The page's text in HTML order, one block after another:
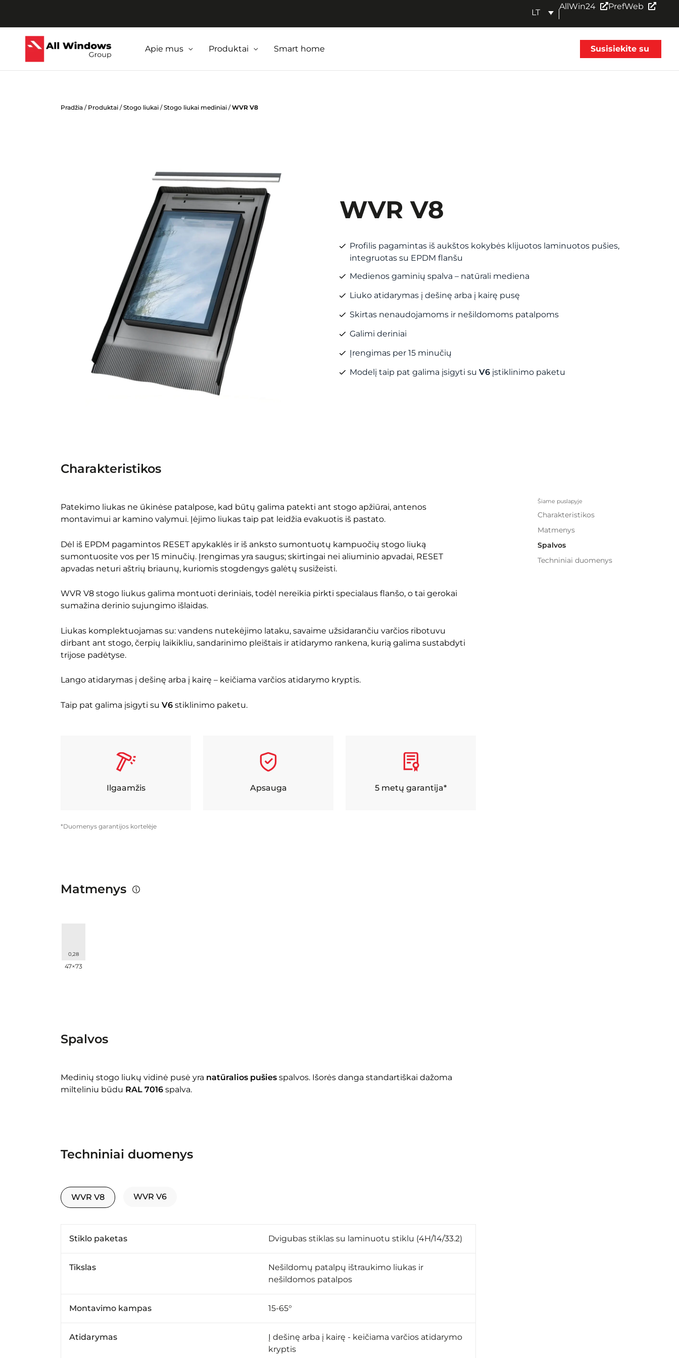
LT
AllWin24 PrefWeb
Apie mus Produktai Smart home Susisiekite su
Pradžia / Produktai /Stogo liukai /Stogo liukai mediniai /WVR V8
WVR V8
Profilis pagamintas iš aukštos kokybės klijuotos laminuotos pušies,
integruotas su EPDM flanšu
Medienos gaminių spalva – natūrali mediena
Liuko atidarymas į dešinę arba į kairę pusę
Skirtas nenaudojamoms ir nešildomoms patalpoms
Galimi deriniai
Įrengimas per 15 minučių
Modelį taip pat galima įsigyti su V6 įstiklinimo paketu
Charakteristikos
Patekimo liukas ne ūkinėse patalpose, kad būtų galima patekti ant stogo apžiūrai, antenos
montavimui ar kamino valymui. Įėjimo liukas taip pat leidžia evakuotis iš pastato.
Dėl iš EPDM pagamintos RESET apykaklės ir iš anksto sumontuotų kampuočių stogo liuką
sumontuosite vos per 15 minučių. Įrengimas yra saugus; skirtingai nei aliuminio apvadai, RESET
apvadas neturi aštrių briaunų, kuriomis stogdengys galėtų susižeisti.
WVR V8 stogo liukus galima montuoti deriniais, todėl nereikia pirkti specialaus flanšo, o tai gerokai
sumažina derinio sujungimo išlaidas.
Liukas komplektuojamas su: vandens nutekėjimo lataku, savaime užsidarančiu varčios ribotuvu
dirbant ant stogo, čerpių laikikliu, sandarinimo pleištais ir atidarymo rankena, kurią galima sustabdyti
trijose padėtyse.
Lango atidarymas į dešinę arba į kairę – keičiama varčios atidarymo kryptis.
Taip pat galima įsigyti su V6 stiklinimo paketu.
Ilgaamžis Apsauga 5 metų garantija*
*Duomenys garantijos kortelėje
Matmenys
0,28
47×73
Spalvos
Medinių stogo liukų vidinė pusė yra natūralios pušies spalvos. Išorės danga standartiškai dažoma
milteliniu būdu RAL 7016 spalva.
Techniniai duomenys
WVR V8 WVR V6
Stiklo paketas Dvigubas stiklas su laminuotu stiklu (4H/14/33.2)
Tikslas
Nešildomų patalpų ištraukimo liukas ir
nešildomos patalpos
Montavimo kampas 15-65°
Atidarymas
Į dešinę arba į kairę - keičiama varčios atidarymo
kryptis
Šiame puslapyje
Charakteristikos
Matmenys
Spalvos
Techniniai duomenys